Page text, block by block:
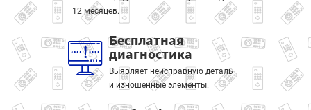
12 месяцев.
Бесплатная
диагностика
Выявляет неисправную деталь
и изношенные элементы.